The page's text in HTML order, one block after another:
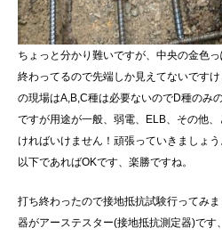
ちょっと分かり難いですが、中央の金色
終わってるので先端しか見えてないです
の現場はA,B,C種は必要ないのでD種のみ
ですが用途が一般、弱電、ELB、その他
ければいけません！頑張っていきましょ
以下であればOKです、楽勝ですね。
打ち終わったので接地抵抗試験行ってみま
器がアーステスター(接地抵抗測定器)です